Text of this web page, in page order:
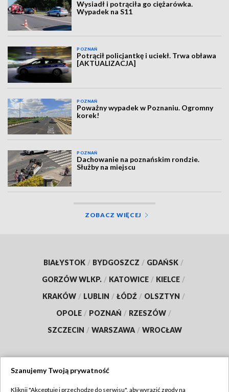
Wysiadł i potrąciła go ciężarówka.
Wypadek na S11
POZNAŃ
Potrącił policjantkę i uciekł. Trwa obława
[AKTUALIZACJA]
POZNAŃ
Poważny wypadek w Poznaniu. Ogromny
korek!
POZNAŃ
Dachowanie na poznańskim rondzie.
Służby na miejscu
ZOBACZ WIĘCEJ
BIAŁYSTOK / BYDGOSZCZ / GDAŃSK /
GORZÓW WLKP. / KATOWICE / KIELCE /
KRAKÓW / LUBLIN / ŁÓDŹ / OLSZTYN /
OPOLE / POZNAŃ / RZESZÓW /
SZCZECIN / WARSZAWA / WROCŁAW
Szanujemy Twoją prywatność
Kliknij "Akceptuję i przechodzę do serwisu", aby wyrazić zgody na